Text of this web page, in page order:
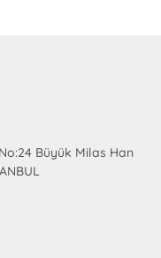
Büyük Milas Han